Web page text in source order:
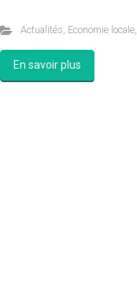
Actualités, Economie locale,
En savoir plus